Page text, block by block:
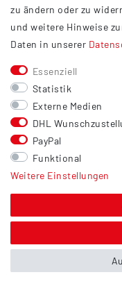
Barrierefreiheit
Service
Kontakt
Versand
Zahlung
Vertrag widerrufen
Sonstiges
Hinweis zur
Über uns
zu ändern oder zu
und weitere Hinweise
Daten in unserer
Essenziell
Statistik
Externe Medien
DHL
PayPal
Funktional
Weitere Einstellungen